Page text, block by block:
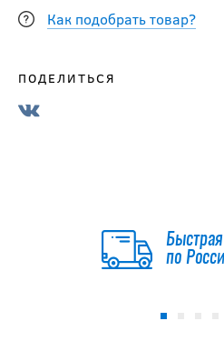
Как подобрать товар?
ПОДЕЛИТЬСЯ
по